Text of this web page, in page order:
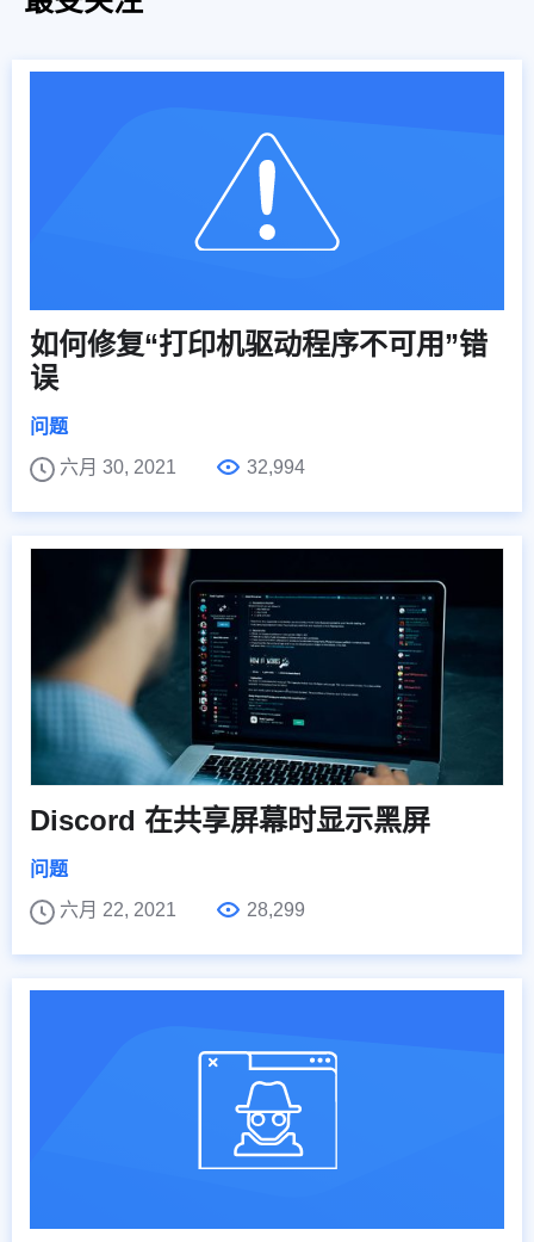
如何修复“打印机驱动程序不可用”错
误
问题
六月 30, 2021
32,994
Discord 在共享屏幕时显示黑屏
问题
六月 22, 2021
28,299